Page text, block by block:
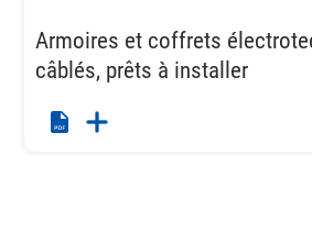
Armoires et coffrets
câblés, prêts à installer